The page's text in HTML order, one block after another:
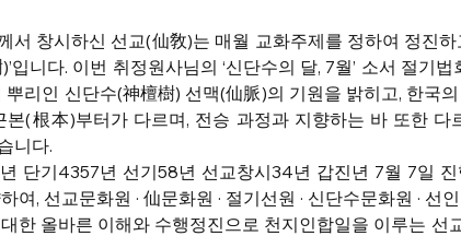
서 창시하신 선교(仙敎)는 매월 교화주제를 정하여 정진
입니다. 이번 취정원사님의 ‘신단수의 달, 7월’ 소서 절기
뿌리인 신단수(神檀樹) 선맥(仙脈)의 기원을 밝히고, 한국
본(根本)부터가 다르며, 전승 과정과 지향하는 바 또한 다
니다.​
단기4357년 선기58년 선교창시34년 갑진년 7월 7일
여, 선교문화원 · 仙문화원 · 절기선원 · 신단수문화원 · 선
한 올바른 이해와 수행정진으로 천지인합일을 이루는 선